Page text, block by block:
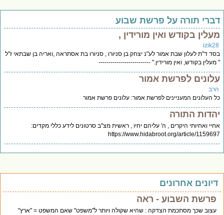
תורה על פרשת שבוע
בקודש ואין מורידין ,
ד"ת לעלון שבת אמור לע"נ יצחק בן סניורו , סניורו בת אסתראה ,ואריה בן שבתאי ז"ל
בקודש, ואין מורידין." --------------------------
לפרשת אמור
העלונים המעניינים לפרשת אמור: עלונים פרשת אמור
התורה
ואחיותי היקרים , ה' עליהם יחיו , ראשית מצ"ב סרטונים לידע כללי מקדים:
https://www.hidabroot.org/article/
אחרונים
פרשת השבוע - ראה
עצוב שכך מסתכמת הצדקה : שהיא שקולה ויותר ל"משפט" שאם המשפט = "ארץ"